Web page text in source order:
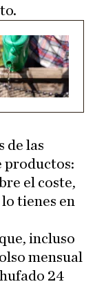
de las
productos:
el coste,
lo tienes en
incluso
mensual
24